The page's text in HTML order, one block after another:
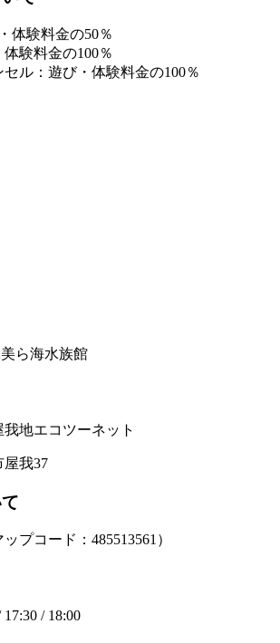
体験料金の50％
験料金の100％
ル：遊び・体験料金の100％
ら海水族館
地エコツーネット
屋我37
ップコード：485513561）
17:30 / 18:00